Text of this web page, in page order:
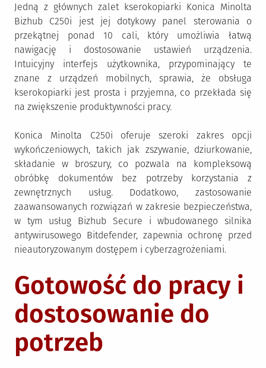
Jedną z głównych zalet kserokopiarki Konica Minolta
Bizhub C250i jest jej dotykowy panel sterowania o
przekątnej ponad 10 cali, który umożliwia łatwą
nawigację i dostosowanie ustawień urządzenia.
Intuicyjny interfejs użytkownika, przypominający te
znane z urządzeń mobilnych, sprawia, że obsługa
kserokopiarki jest prosta i przyjemna, co przekłada się
na zwiększenie produktywności pracy.
Konica Minolta C250i oferuje szeroki zakres opcji
wykończeniowych, takich jak zszywanie, dziurkowanie,
składanie w broszury, co pozwala na kompleksową
obróbkę dokumentów bez potrzeby korzystania z
zewnętrznych usług. Dodatkowo, zastosowanie
zaawansowanych rozwiązań w zakresie bezpieczeństwa,
w tym usług Bizhub Secure i wbudowanego silnika
antywirusowego Bitdefender, zapewnia ochronę przed
nieautoryzowanym dostępem i cyberzagrożeniami.
Gotowość do pracy i
dostosowanie do
potrzeb